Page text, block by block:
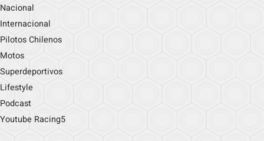
Nacional
Internacional
Pilotos Chilenos
Motos
Superdeportivos
Lifestyle
Podcast
Youtube Racing5